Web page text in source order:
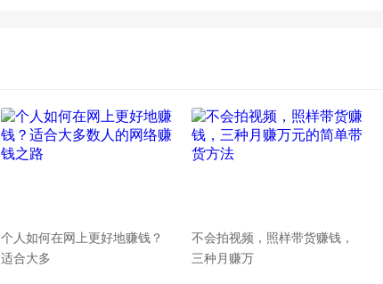
个人如何在网上更好地赚钱？
适合大多
不会拍视频，照样带货赚钱，
三种月赚万